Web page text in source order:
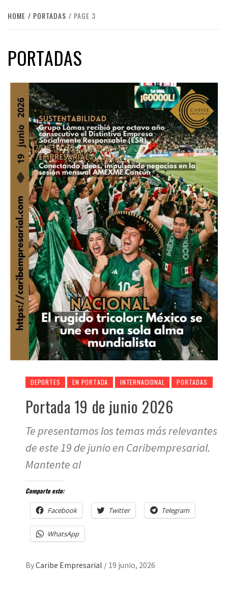
HOME PORTADAS PAGE 3
PORTADAS
DEPORTES EN PORTADA INTERNACIONAL PORTADAS
Portada 19 de junio 2026
Te presentamos los temas más relevantes
de este 19 de junio en Caribempresarial.
Mantente al
Comparte esto:
Facebook Twitter Telegram
WhatsApp
ByCaribe Empresarial / 19 junio, 2026